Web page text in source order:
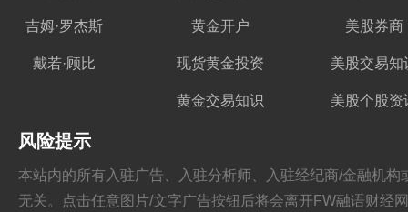
吉姆·罗杰斯
戴若·顾比
黄金开户
现货黄金投资
黄金交易知识
美股券商
美股交易知
美股个股资
风险提示
本站内的所有入驻广告、入驻分析师、入驻经纪商/金融机
无关。点击任意图片/文字广告按钮后将会离开FW融语财经